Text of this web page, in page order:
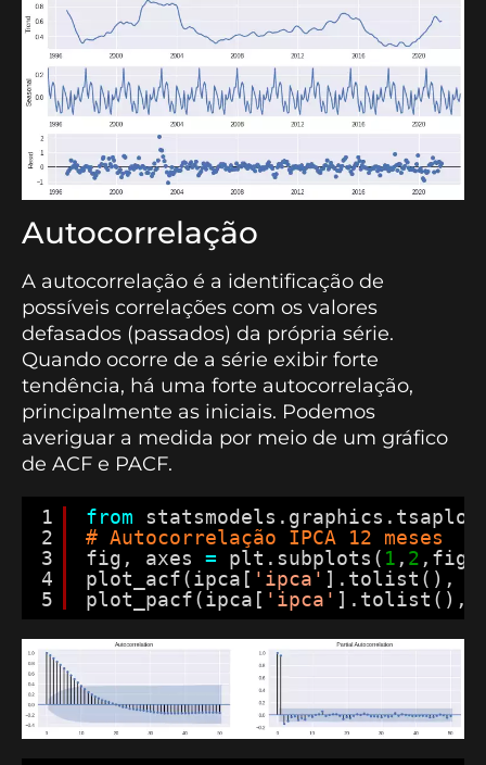
Autocorrelação
A autocorrelação é a identificação de
possíveis correlações com os valores
defasados (passados) da própria série.
Quando ocorre de a série exibir forte
tendência, há uma forte autocorrelação,
principalmente as iniciais. Podemos
averiguar a medida por meio de um gráfico
de ACF e PACF.
1
2
3
4
5
from
# Autocorrelação IPCA 12 meses
fig, axes = plt.subplots( 1 , 2
plot_acf(ipca[ 'ipca' ].tolist(),
plot_pacf(ipca[ 'ipca' ].tolist(),